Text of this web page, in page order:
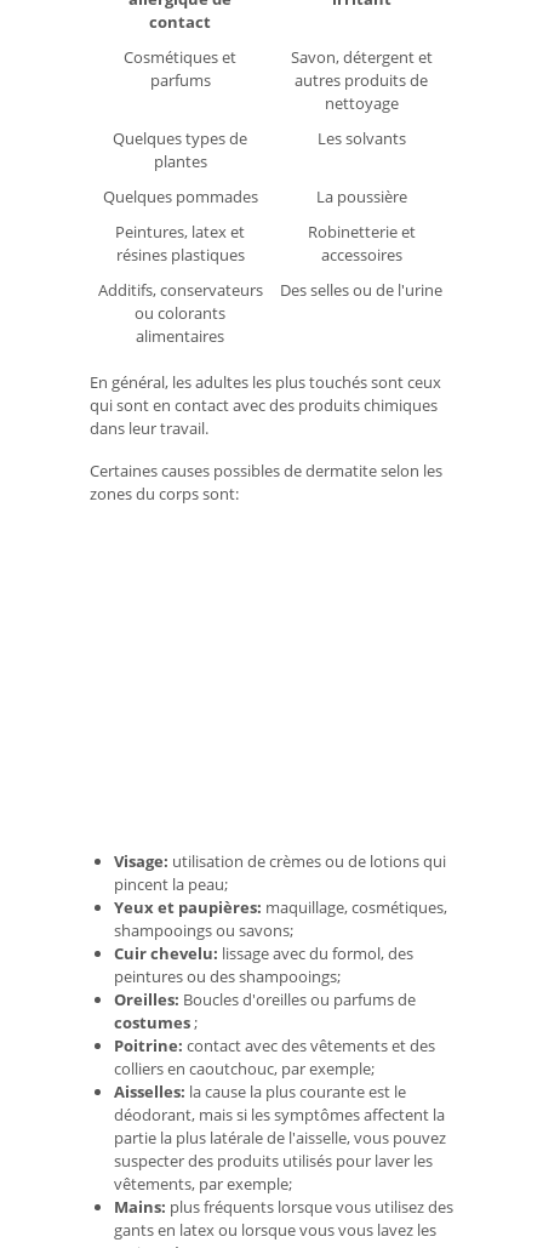
contact
Cosmétiques et
parfums
Savon, détergent et
autres produits de
nettoyage
Quelques types de
plantes
Les solvants
Quelques pommades
La poussière
Peintures, latex et
résines plastiques
Robinetterie et
accessoires
Additifs, conservateurs
ou colorants
alimentaires
Des selles ou de l'urine
En général, les adultes les plus touchés sont ceux
qui sont en contact avec des produits chimiques
dans leur travail.
Certaines causes possibles de dermatite selon les
zones du corps sont:
Visage: utilisation de crèmes ou de lotions qui
pincent la peau;
Yeux et paupières: maquillage, cosmétiques,
shampooings ou savons;
Cuir chevelu: lissage avec du formol, des
peintures ou des shampooings;
Oreilles: Boucles d'oreilles ou parfums de
costumes;
Poitrine: contact avec des vêtements et des
colliers en caoutchouc, par exemple;
Aisselles: la cause la plus courante est le
déodorant, mais si les symptômes affectent la
partie la plus latérale de l'aisselle, vous pouvez
suspecter des produits utilisés pour laver les
vêtements, par exemple;
Mains: plus fréquents lorsque vous utilisez des
gants en latex ou lorsque vous vous lavez les